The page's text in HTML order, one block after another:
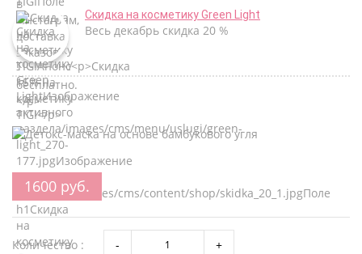
Скидка на косметику Green Light
Весь декабрь скидка 20 %
1600 руб.
Количество :